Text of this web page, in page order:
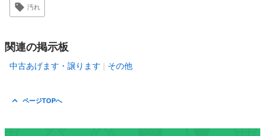
汚れ
関連の掲示板
中古あげます・譲ります その他
ページTOPへ